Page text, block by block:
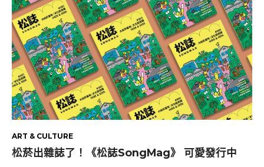
ART & CULTURE
松菸出雜誌了！《松誌SongMag》 可愛發行中